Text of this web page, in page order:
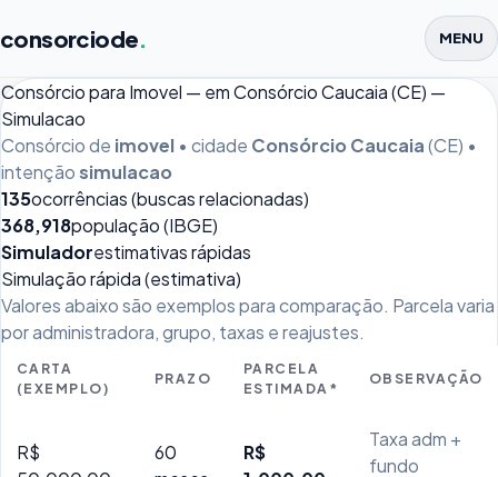
consorciode. MENU
Consórcio para Imovel — em Consórcio Caucaia (CE) —
Simulacao
Consórcio de imovel • cidade Consórcio Caucaia(CE) •
intençãosimulacao
135ocorrências (buscas relacionadas)
368,918população (IBGE)
Simuladorestimativas rápidas
Simulação rápida (estimativa)
Valores abaixo são exemplos para comparação. Parcela varia
por administradora, grupo, taxas e reajustes.
CARTA
(EXEMPLO)
PRAZO
PARCELA
ESTIMADA*
OBSERVAÇÃO
R$
60
R$
Taxa adm +
fundo